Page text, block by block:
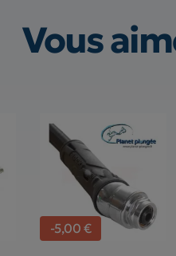
Vous
-5,00 €